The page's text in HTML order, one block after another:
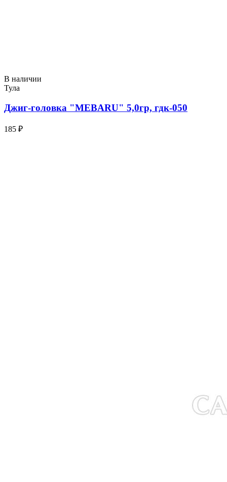
В наличии
Тула
Джиг-головка "MEBARU" 5,0гр, гдк-050
185 ₽